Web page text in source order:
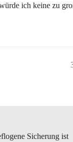
ich keine zu
Sicherung ist